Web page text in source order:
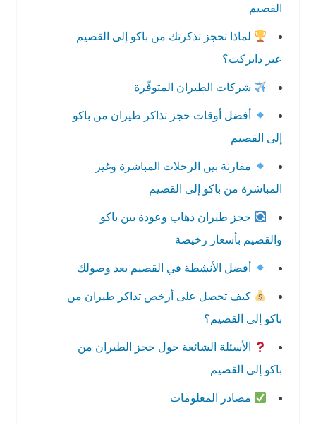
القصيم
لماذا تحجز تذكرتك من باكو إلى القصيم
عبر دايركت؟
شركات الطيران المتوفّرة
أفضل أوقات حجز تذاكر طيران من باكو
إلى القصيم
مقارنة بين الرحلات المباشرة وغير
المباشرة من باكو إلى القصيم
حجز طيران ذهاب وعودة بين باكو
والقصيم بأسعار رخيصة
أفضل الأنشطة في القصيم بعد وصولك
كيف تحصل على أرخص تذاكر طيران من
باكو إلى القصيم؟
الأسئلة الشائعة حول حجز الطيران من
باكو إلى القصيم
مصادر المعلومات